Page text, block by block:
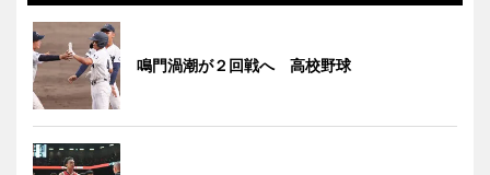
鳴門渦潮が２回戦へ 高校野球